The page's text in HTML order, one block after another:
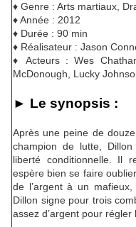
♦ Genre : Arts martiaux,
♦ Année : 2012
♦ Durée : 90 min
♦ Réalisateur : Jason
♦ Acteurs : Wes
McDonough, Lucky
► Le synopsis :
Après une peine de
champion de lutte,
liberté conditionnelle. Il
espère bien se faire
de l’argent à un
Dillon signe pour trois
assez d’argent pour régler